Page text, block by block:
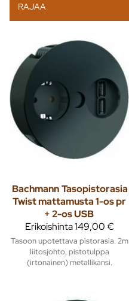
RAJAA
BachmannTasopistorasia
Twist mattamusta 1-os pr
+ 2-os USB
Erikoishinta149,00 €
Tasoon upotettava pistorasia. 2m
liitosjohto, pistotulppa
(irtonainen) metallikansi.